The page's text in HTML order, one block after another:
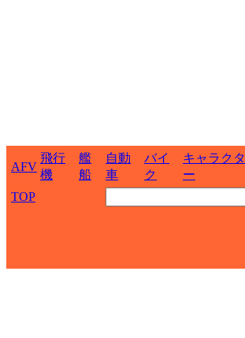
AFV
飛行
機
艦
船
自動
車
バイ
ク
キャラクタ
ー
TOP